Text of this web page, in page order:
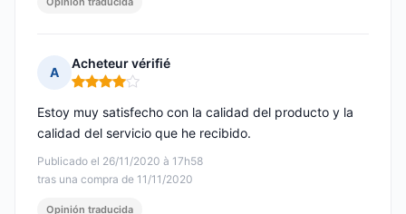
A
Acheteur vérifié
Nota: 4 de 5
Publicado el 26/11/2020 à 17h58
tras una compra de 11/11/2020
Estoy muy satisfecho con la calidad del producto y la
calidad del servicio que he recibido.
Opinión traducida